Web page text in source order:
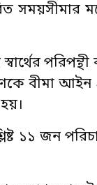
সময়সীমার
বীমা
১১ জন